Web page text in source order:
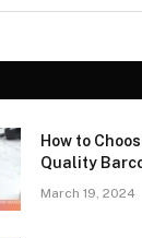
How to
Quality
March 19, 2024